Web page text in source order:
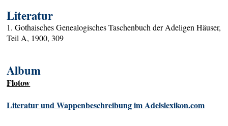
Literatur
1. Gothaisches Genealogisches Taschenbuch der Adeligen Häuser,
Teil A, 1900, 309
Album
Flotow
Literatur und Wappenbeschreibung im Adelslexikon.com